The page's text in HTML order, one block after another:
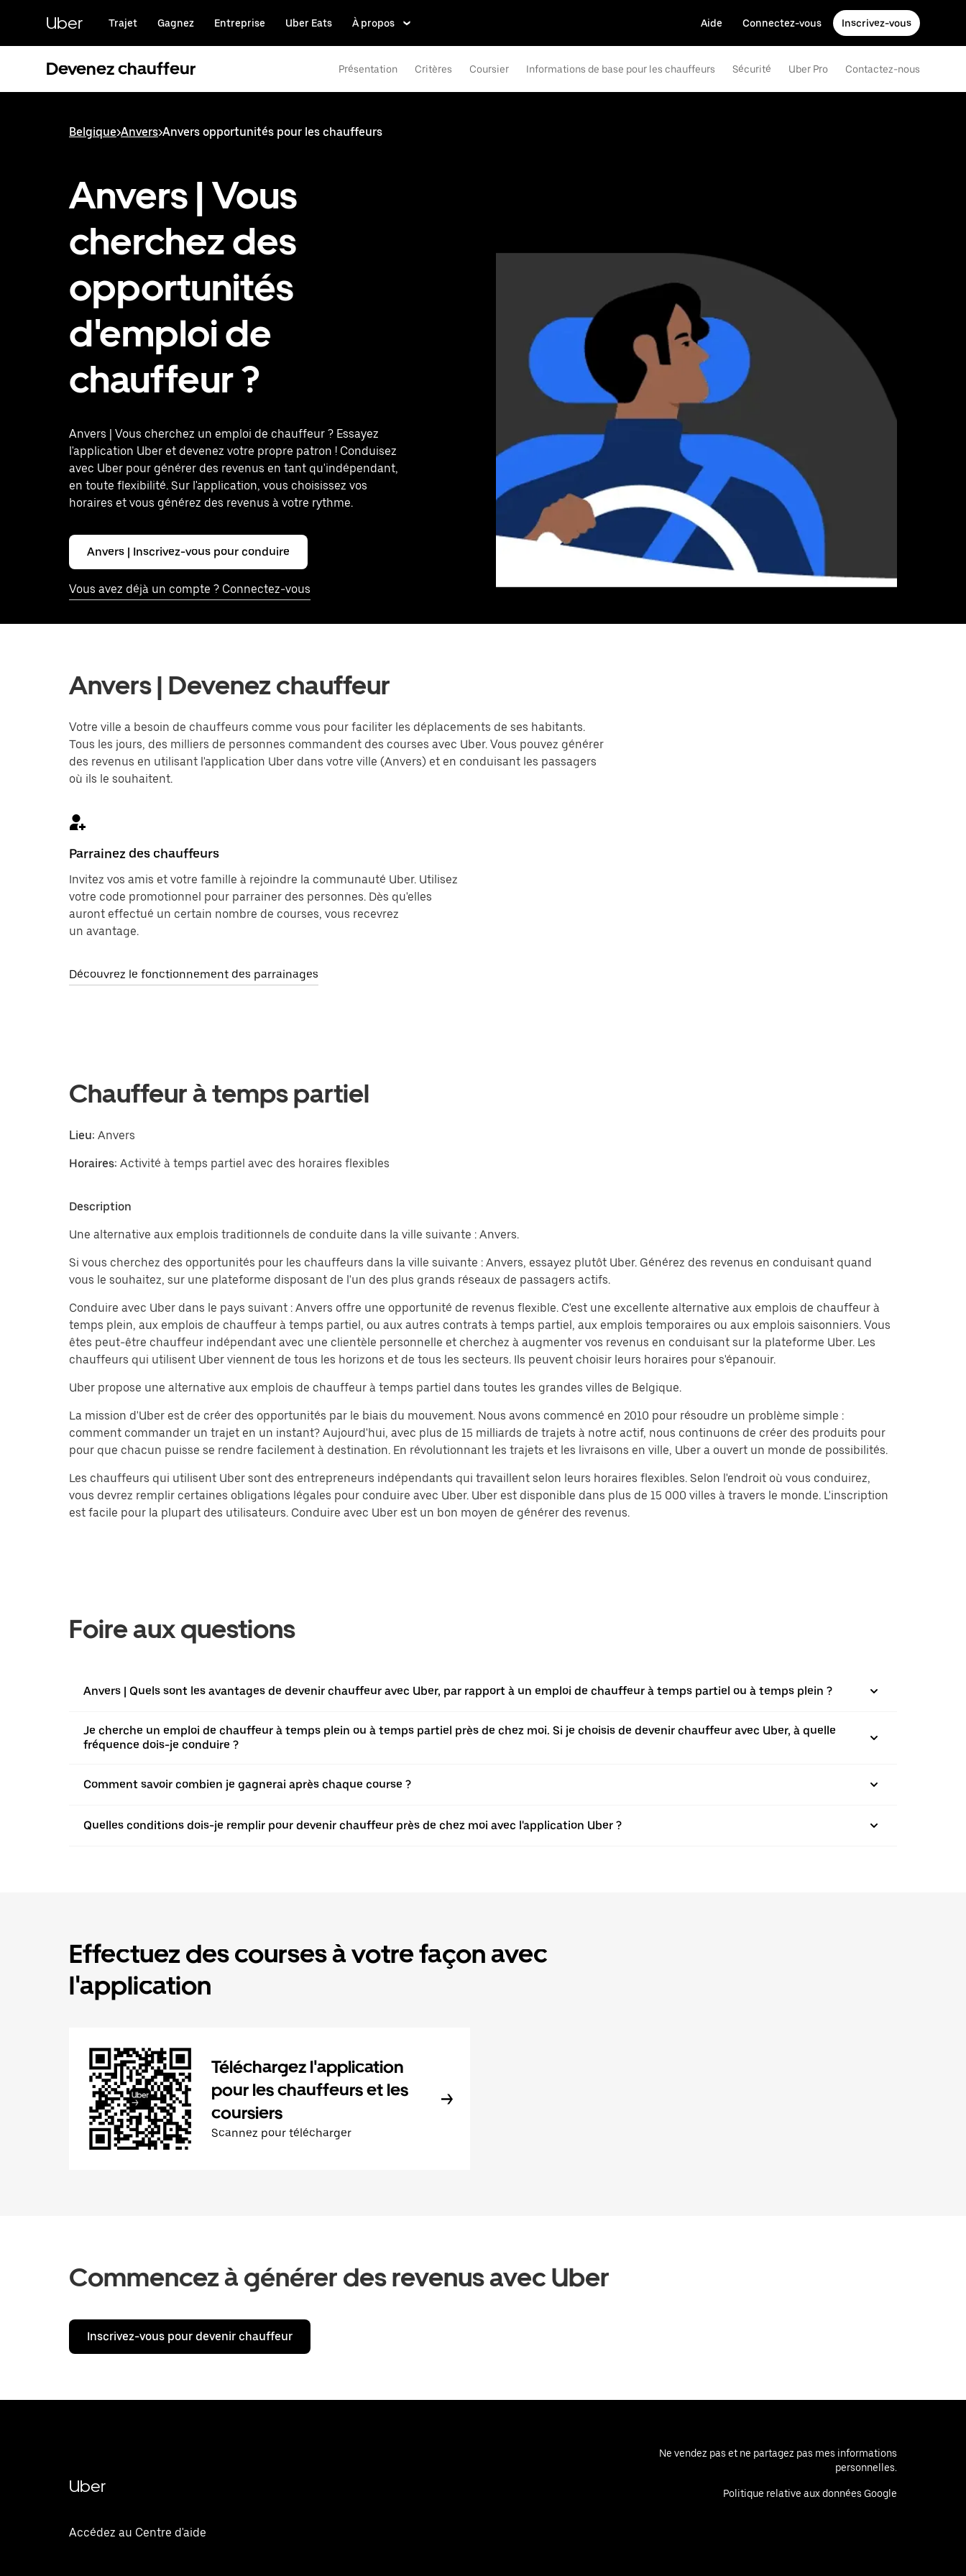
principal
Uber Trajet Gagnez Entreprise Uber Eats À propos Aide Connectez-vous Inscrivez-vous
Devenez chauffeur Présentation Critères Coursier Informations de base pour les chauffeurs Sécurité Uber Pro Contactez-nous
Belgique>Anvers>Anvers opportunités pour les chauffeurs
Anvers | Vous
cherchez des
opportunités
d'emploi de
chauffeur ?
Anvers | Vous cherchez un emploi de chauffeur ? Essayez
l'application Uber et devenez votre propre patron ! Conduisez
avec Uber pour générer des revenus en tant qu'indépendant,
en toute flexibilité. Sur l'application, vous choisissez vos
horaires et vous générez des revenus à votre rythme.
Anvers | Inscrivez-vous pour conduire
Vous avez déjà un compte ? Connectez-vous
Anvers | Devenez chauffeur
Votre ville a besoin de chauffeurs comme vous pour faciliter les déplacements de ses habitants.
Tous les jours, des milliers de personnes commandent des courses avec Uber. Vous pouvez générer
des revenus en utilisant l'application Uber dans votre ville (Anvers) et en conduisant les passagers
où ils le souhaitent.
Parrainez des chauffeurs
Invitez vos amis et votre famille à rejoindre la communauté Uber. Utilisez
votre code promotionnel pour parrainer des personnes. Dès qu'elles
auront effectué un certain nombre de courses, vous recevrez
un avantage.
Découvrez le fonctionnement des parrainages
Chauffeur à temps partiel
Lieu: Anvers
Horaires: Activité à temps partiel avec des horaires flexibles
Description
Une alternative aux emplois traditionnels de conduite dans la ville suivante : Anvers.
Si vous cherchez des opportunités pour les chauffeurs dans la ville suivante : Anvers, essayez plutôt Uber. Générez des revenus en conduisant quand
vous le souhaitez, sur une plateforme disposant de l'un des plus grands réseaux de passagers actifs.
Conduire avec Uber dans le pays suivant : Anvers offre une opportunité de revenus flexible. C'est une excellente alternative aux emplois de chauffeur à
temps plein, aux emplois de chauffeur à temps partiel, ou aux autres contrats à temps partiel, aux emplois temporaires ou aux emplois saisonniers. Vous
êtes peut-être chauffeur indépendant avec une clientèle personnelle et cherchez à augmenter vos revenus en conduisant sur la plateforme Uber. Les
chauffeurs qui utilisent Uber viennent de tous les horizons et de tous les secteurs. Ils peuvent choisir leurs horaires pour s'épanouir.
Uber propose une alternative aux emplois de chauffeur à temps partiel dans toutes les grandes villes de Belgique.
La mission d'Uber est de créer des opportunités par le biais du mouvement. Nous avons commencé en 2010 pour résoudre un problème simple :
comment commander un trajet en un instant? Aujourd'hui, avec plus de 15 milliards de trajets à notre actif, nous continuons de créer des produits pour
pour que chacun puisse se rendre facilement à destination. En révolutionnant les trajets et les livraisons en ville, Uber a ouvert un monde de possibilités.
Les chauffeurs qui utilisent Uber sont des entrepreneurs indépendants qui travaillent selon leurs horaires flexibles. Selon l'endroit où vous conduirez,
vous devrez remplir certaines obligations légales pour conduire avec Uber. Uber est disponible dans plus de 15 000 villes à travers le monde. L'inscription
est facile pour la plupart des utilisateurs. Conduire avec Uber est un bon moyen de générer des revenus.
Foire aux questions
Anvers | Quels sont les avantages de devenir chauffeur avec Uber, par rapport à un emploi de chauffeur à temps partiel ou à temps plein ?
Je cherche un emploi de chauffeur à temps plein ou à temps partiel près de chez moi. Si je choisis de devenir chauffeur avec Uber, à quelle
fréquence dois-je conduire ?
Comment savoir combien je gagnerai après chaque course ?
Quelles conditions dois-je remplir pour devenir chauffeur près de chez moi avec l'application Uber ?
Effectuez des courses à votre façon avec
l'application
Téléchargez l'application
pour les chauffeurs et les
coursiers
Scannez pour télécharger
Commencez à générer des revenus avec Uber
Inscrivez-vous pour devenir chauffeur
Uber
Accédez au Centre d'aide
Ne vendez pas et ne partagez pas mes informations
personnelles.
Politique relative aux données Google